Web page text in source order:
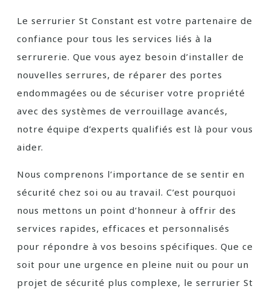
Le serrurier St Constant est votre partenaire de
confiance pour tous les services liés à la
serrurerie. Que vous ayez besoin d’installer de
nouvelles serrures, de réparer des portes
endommagées ou de sécuriser votre propriété
avec des systèmes de verrouillage avancés,
notre équipe d’experts qualifiés est là pour vous
aider.
Nous comprenons l’importance de se sentir en
sécurité chez soi ou au travail. C’est pourquoi
nous mettons un point d’honneur à offrir des
services rapides, efficaces et personnalisés
pour répondre à vos besoins spécifiques. Que ce
soit pour une urgence en pleine nuit ou pour un
projet de sécurité plus complexe, le serrurier St